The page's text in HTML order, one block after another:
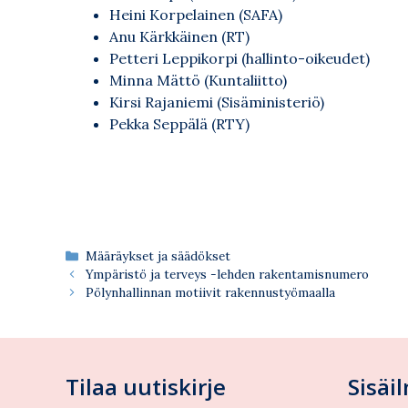
Heini Korpelainen (SAFA)
Anu Kärkkäinen (RT)
Petteri Leppikorpi (hallinto-oikeudet)
Minna Mättö (Kuntaliitto)
Kirsi Rajaniemi (Sisäministeriö)
Pekka Seppälä (RTY)
Kategoriat
Määräykset ja säädökset
Ympäristö ja terveys -lehden rakentamisnumero
Pölynhallinnan motiivit rakennustyömaalla
Tilaa uutiskirje